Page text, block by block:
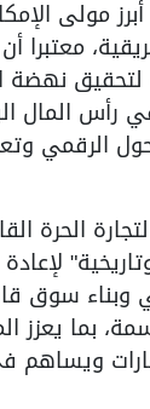
مولى
معتبرا
لتحقيق نهضة
رأس المال
الرقمي
الحرة
وبناء سوق
مليار نسمة، بما
ويساهم